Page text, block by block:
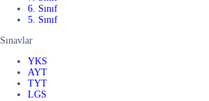
6. Sınıf
5. Sınıf
Sınavlar
YKS
AYT
TYT
LGS